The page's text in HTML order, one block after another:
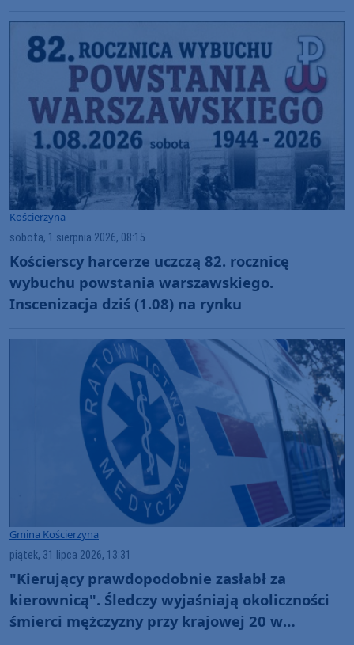
Kościerzyna
sobota, 1 sierpnia 2026, 08:15
Kościerscy harcerze uczczą 82. rocznicę
wybuchu powstania warszawskiego.
Inscenizacja dziś (1.08) na rynku
Gmina Kościerzyna
piątek, 31 lipca 2026, 13:31
"Kierujący prawdopodobnie zasłabł za
kierownicą". Śledczy wyjaśniają okoliczności
śmierci mężczyzny przy krajowej 20 w